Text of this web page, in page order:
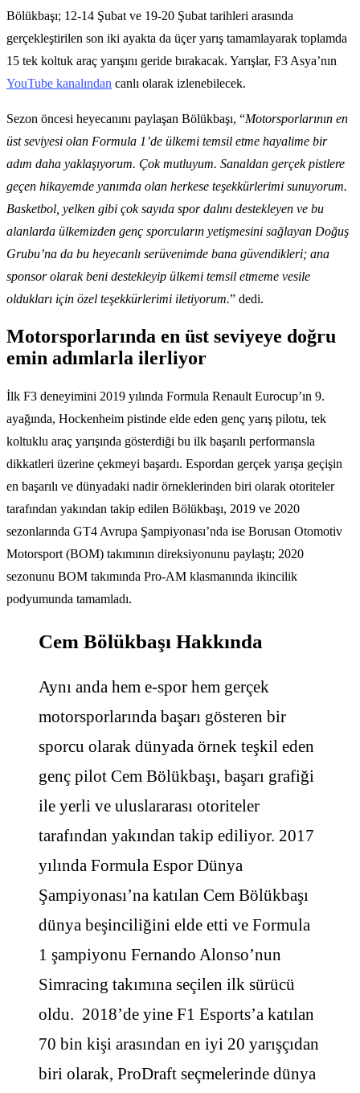
Bölükbaşı; 12-14 Şubat ve 19-20 Şubat tarihleri arasında
gerçekleştirilen son iki ayakta da üçer yarış tamamlayarak toplamda
15 tek koltuk araç yarışını geride bırakacak. Yarışlar, F3 Asya’nın
YouTube kanalından canlı olarak izlenebilecek.
Sezon öncesi heyecanını paylaşan Bölükbaşı, “Motorsporlarının en
üst seviyesi olan Formula 1’de ülkemi temsil etme hayalime bir
adım daha yaklaşıyorum. Çok mutluyum. Sanaldan gerçek pistlere
geçen hikayemde yanımda olan herkese teşekkürlerimi sunuyorum.
Basketbol, yelken gibi çok sayıda spor dalını destekleyen ve bu
alanlarda ülkemizden genç sporcuların yetişmesini sağlayan Doğuş
Grubu’na da bu heyecanlı serüvenimde bana güvendikleri; ana
sponsor olarak beni destekleyip ülkemi temsil etmeme vesile
oldukları için özel teşekkürlerimi iletiyorum.” dedi.
Motorsporlarında en üst seviyeye doğru
emin adımlarla ilerliyor
İlk F3 deneyimini 2019 yılında Formula Renault Eurocup’ın 9.
ayağında, Hockenheim pistinde elde eden genç yarış pilotu, tek
koltuklu araç yarışında gösterdiği bu ilk başarılı performansla
dikkatleri üzerine çekmeyi başardı. Espordan gerçek yarışa geçişin
en başarılı ve dünyadaki nadir örneklerinden biri olarak otoriteler
tarafından yakından takip edilen Bölükbaşı, 2019 ve 2020
sezonlarında GT4 Avrupa Şampiyonası’nda ise Borusan Otomotiv
Motorsport (BOM) takımının direksiyonunu paylaştı; 2020
sezonunu BOM takımında Pro-AM klasmanında ikincilik
podyumunda tamamladı.
Cem Bölükbaşı Hakkında
Aynı anda hem e-spor hem gerçek
motorsporlarında başarı gösteren bir
sporcu olarak dünyada örnek teşkil eden
genç pilot Cem Bölükbaşı, başarı grafiği
ile yerli ve uluslararası otoriteler
tarafından yakından takip ediliyor. 2017
yılında Formula Espor Dünya
Şampiyonası’na katılan Cem Bölükbaşı
dünya beşinciliğini elde etti ve Formula
1 şampiyonu Fernando Alonso’nun
Simracing takımına seçilen ilk sürücü
oldu. 2018’de yine F1 Esports’a katılan
70 bin kişi arasından en iyi 20 yarışçıdan
biri olarak, ProDraft seçmelerinde dünya